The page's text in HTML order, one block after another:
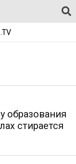
образования
стирается